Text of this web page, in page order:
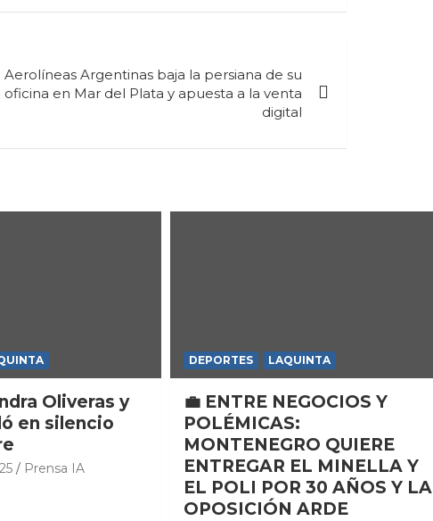
Aerolíneas Argentinas baja la persiana de su
oficina en Mar del Plata y apuesta a la venta
digital
Oliveras y
en silencio
Prensa IA
DEPORTES LAQUINTA
💼 ENTRE NEGOCIOS Y
POLÉMICAS:
MONTENEGRO QUIERE
ENTREGAR EL MINELLA Y
EL POLI POR 30 AÑOS Y LA
OPOSICIÓN ARDE